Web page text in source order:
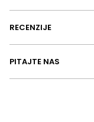
RECENZIJE
PITAJTE NAS